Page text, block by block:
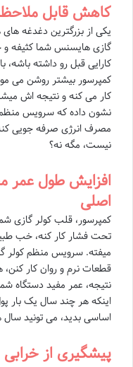
کاهش قابل
یکی از بزرگترین دغدغه
گازی هایسنس شما کثیفه
کارایی قبل رو داشته
کمپرسور بیشتر روشن می
کار می کنه و نتیجه اش
مصرف انرژی صرفه جویی
نیست، مگه نه؟
افزایش طول عمر
اصلی
کمپرسور، قلب کولر گازی
تحت فشار کار کنه، خب
میفته. سرویس منظم
قطعات نرم و روان کار
نتیجه، عمر مفید دستگاه
اینکه هر چند سال یک بار
اساسی بدید، می تونید سال
پیشگیری از خرابی